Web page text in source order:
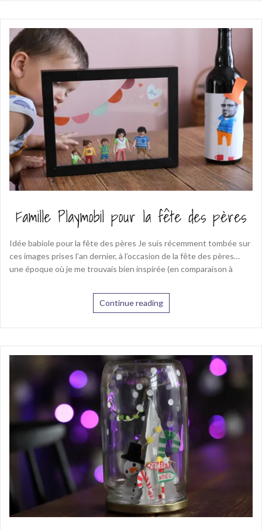
Famille Playmobil pour la fête des pères
Idée babiole pour la fête des pères Je suis récemment tombée sur
ces images prises l’an dernier, à l’occasion de la fête des pères…
une époque où je me trouvais bien inspirée (en comparaison à
Continue reading